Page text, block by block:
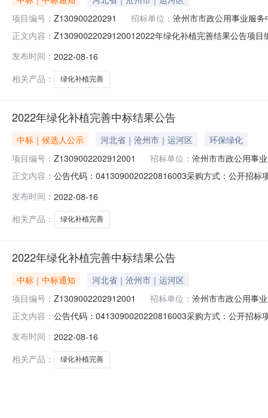
项目编号： Z130900220291 招标单位： 沧州市市政公用事业服务
正文内容： Z13090022029120012022年绿化补植完善结果公告项
沧县张官屯乡东叶庙村189号中标金额：1041963下浮率
发布时间： 2022-08-16
相关产品：
绿化补植完善
2022年绿化补植完善中标结果公告
中标｜候选人公示 河北省｜沧州市｜运河区
环保绿化
项目编号： Z1309002202912001 招标单位： 沧州市市政公用事
正文内容： 公告代码：0413090020220816003采购方式：公开招标
称：沧州市市政公用事业服务中心采购人联系方式：
发布时间： 2022-08-16
相关产品：
绿化补植完善
2022年绿化补植完善中标结果公告
中标｜中标通知
河北省｜沧州市｜运河区
项目编号： Z1309002202912001 招标单位： 沧州市市政公用事
正文内容： 公告代码：0413090020220816003采购方式：公开招标
称：沧州市市政公用事业服务中心采购人联系方式：
发布时间： 2022-08-16
相关产品：
绿化补植完善